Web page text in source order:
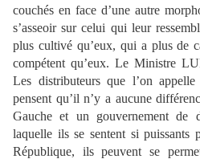
couchés en face d’une autre
s’asseoir sur celui qui leur
plus cultivé qu’eux, qui a plus de
compétent qu’eux. Le Ministre
Les distributeurs que l’on
pensent qu’il n’y a aucune
Gauche et un gouvernement de
laquelle ils se sentent si puissants
République, ils peuvent se